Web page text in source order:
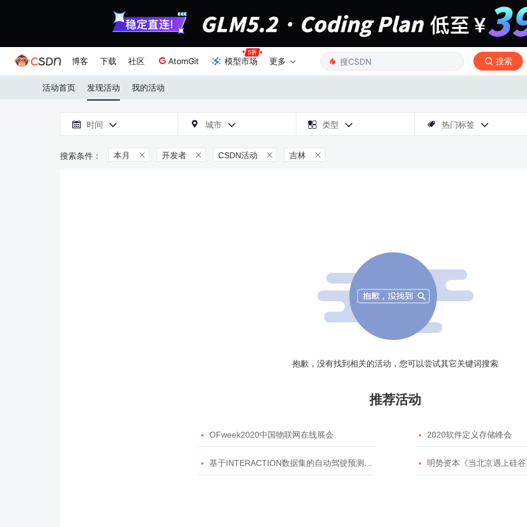
博客 下载 社区 AtomGit 模型市场 更多 搜索
活动首页 发现活动 我的活动
 时间   城市   类型   热门标签 
本月  开发者  CSDN活动  吉林 
抱歉，没有找到相关的活动，您可以尝试其它关键词搜索
推荐活动
 OFweek2020中国物联网在线展会  2020软件定义存储峰会
 基于INTERACTION数据集的自动驾驶预测模型挑战赛  明势资本《当北京遇上硅谷》系列